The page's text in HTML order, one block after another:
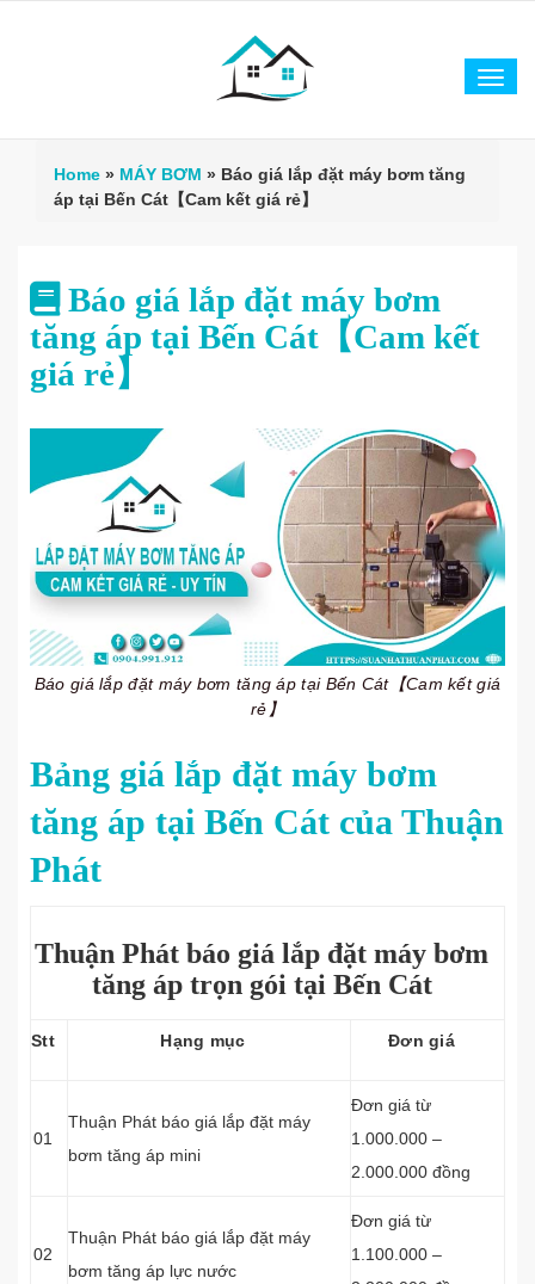
Home » MÁY BƠM » Báo giá lắp đặt máy bơm tăng
áp tại Bến Cát【Cam kết giá rẻ】
Báo giá lắp đặt máy bơm
tăng áp tại Bến Cát【Cam kết
giá rẻ】
Báo giá lắp đặt máy bơm tăng áp tại Bến Cát【Cam kết giá
rẻ】
Bảng giá lắp đặt máy bơm
tăng áp tại Bến Cát của Thuận
Phát
Thuận Phát báo giá lắp đặt máy bơm
tăng áp trọn gói tại Bến Cát
Stt Hạng mục Đơn giá
01
Thuận Phát báo giá lắp đặt máy
bơm tăng áp mini
Đơn giá từ
1.000.000 –
2.000.000 đồng
02
Thuận Phát báo giá lắp đặt máy
bơm tăng áp lực nước
Đơn giá từ
1.100.000 –